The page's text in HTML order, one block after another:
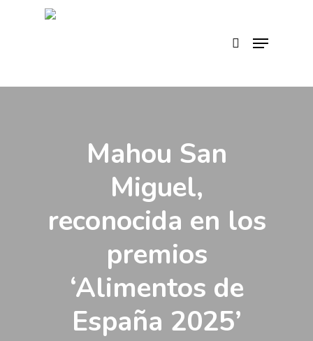
Menu
Mahou San
Miguel,
reconocida en los
premios
‘Alimentos de
España 2025’